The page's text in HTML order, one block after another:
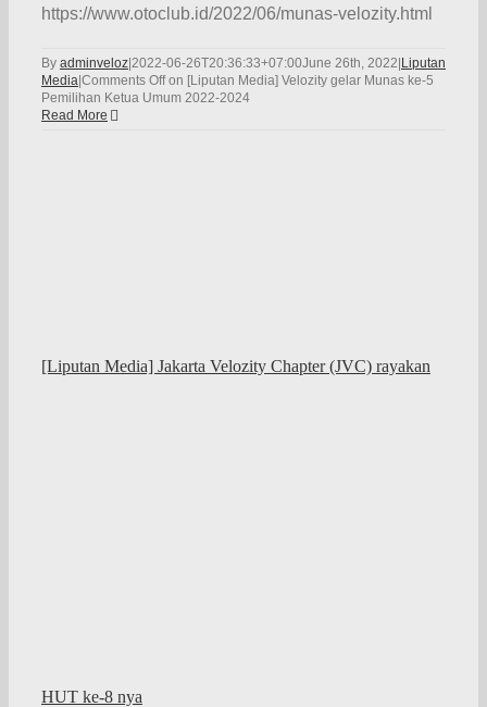
https://www.otoclub.id/2022/06/munas-velozity.html
By adminveloz 2022-06-26T20:36:33+07:00June 26th, 2022 Liputan
Media Comments Offon [Liputan Media] Velozity gelar Munas ke-5
Pemilihan Ketua Umum 2022-2024
Read More
[Liputan Media] Jakarta Velozity Chapter (JVC) rayakan
HUT ke-8 nya